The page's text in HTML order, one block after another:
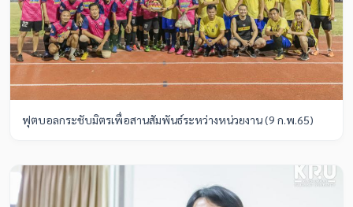
ฟุตบอลกระชับมิตรเพื่อสานสัมพันธ์ระหว่างหน่วยงาน (9 ก.พ.65)